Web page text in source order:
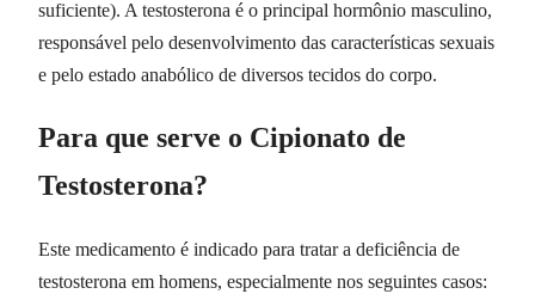
suficiente). A testosterona é o principal hormônio masculino,
responsável pelo desenvolvimento das características sexuais
e pelo estado anabólico de diversos tecidos do corpo.
Para que serve o Cipionato de
Testosterona?
Este medicamento é indicado para tratar a deficiência de
testosterona em homens, especialmente nos seguintes casos: